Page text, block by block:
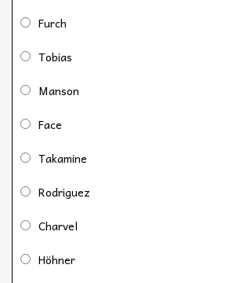
Furch
Tobias
Manson
Face
Takamine
Rodriguez
Charvel
Höhner